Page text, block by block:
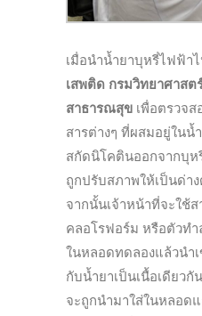
เมื่อนำน้ำยาบุหรี่ไฟฟ้า
เสพติด กรมวิทยาศาสต
สาธารณสุข เพื่อตรวจ
สารต่างๆ ที่ผสมอยู่ในน้
สกัดนิโคตินออกจากบุ
ถูกปรับสภาพให้เป็นด่า
จากนั้นเจ้าหน้าที่จะใช้ส
คลอโรฟอร์ม หรือตัวทำ
ในหลอดทดลองแล้วนำเ
กับน้ำยาเป็นเนื้อเดียว
จะถูกนำมาใส่ในหลอด